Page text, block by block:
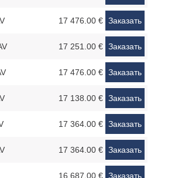
17 476.00 € Заказать
17 251.00 € Заказать
17 476.00 € Заказать
17 138.00 € Заказать
17 364.00 € Заказать
17 364.00 € Заказать
16 687.00 € Заказать